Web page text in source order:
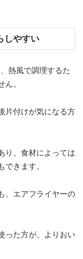
しやすい
熱風で調理するた
ん。
片付けが気になる方
り、食材によっては
できます。
、エアフライヤーの
った方が、よりおい